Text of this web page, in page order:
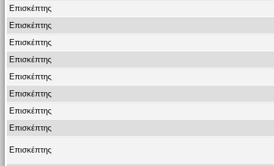
Επισκέπτης
Επισκέπτης
Επισκέπτης
Επισκέπτης
Επισκέπτης
Επισκέπτης
Επισκέπτης
Επισκέπτης
Επισκέπτης